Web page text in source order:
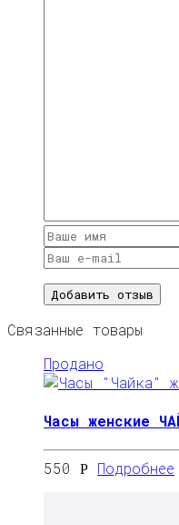
Связанные товары
Продано
Часы женские
550 Р Подробнее